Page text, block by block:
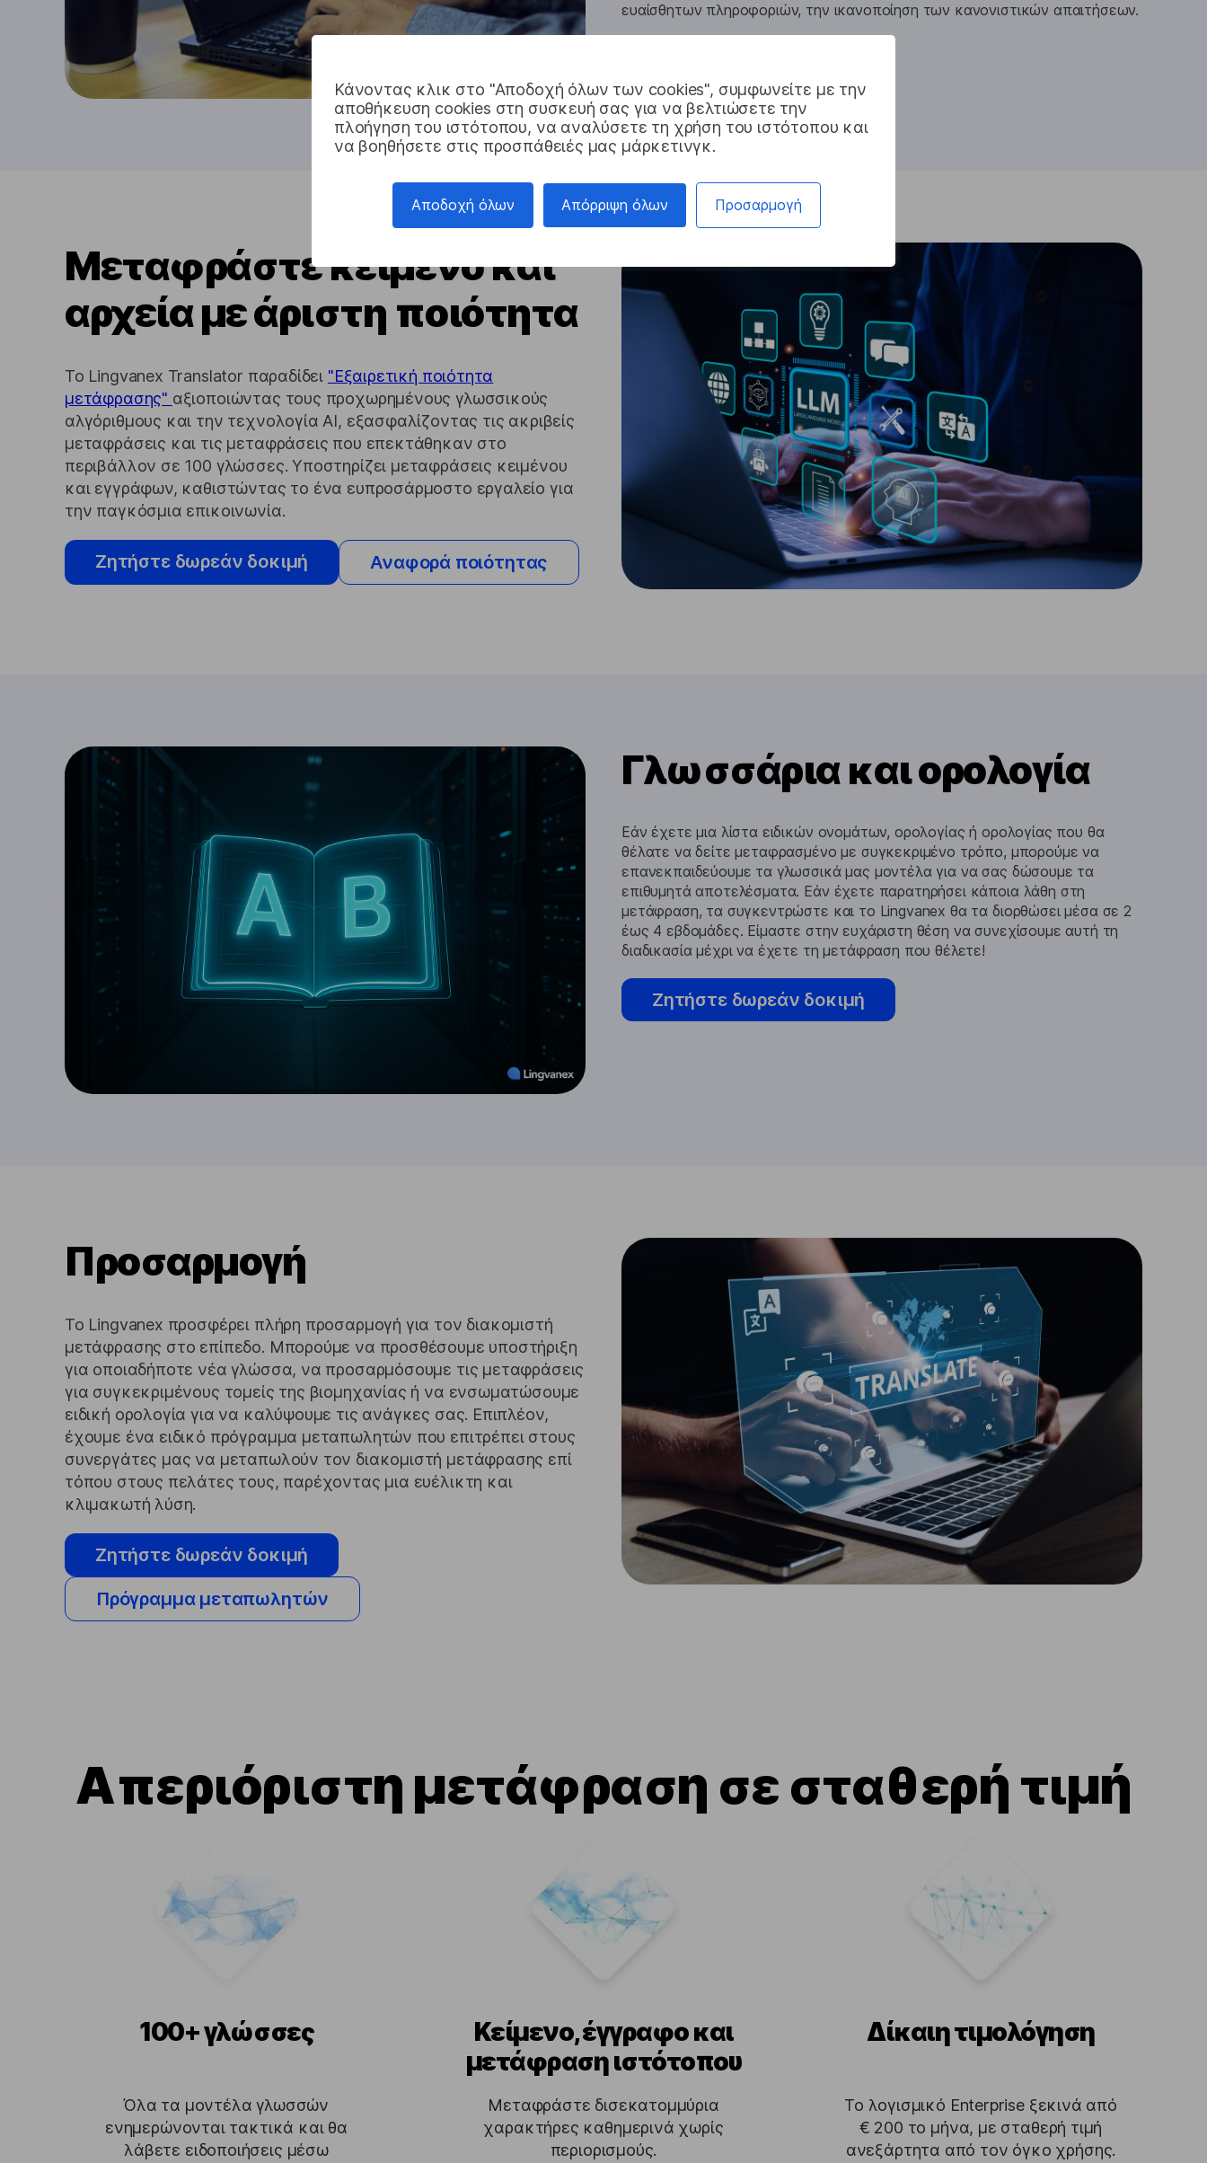
Κάνοντας κλικ στο "Αποδοχή όλων των cookies", συμφωνείτε με την
αποθήκευση cookies στη συσκευή σας για να βελτιώσετε την
πλοήγηση του ιστότοπου, να αναλύσετε τη χρήση του ιστότοπου και
να βοηθήσετε στις προσπάθειές μας μάρκετινγκ.
Αποδοχή όλων Απόρριψη όλων Προσαρμογή
ευαίσθητων πληροφοριών, την ικανοποίηση των κανονιστικών απαιτήσεων.
Μεταφράστε κείμενο και
αρχεία με άριστη ποιότητα
Το Lingvanex Translator παραδίδει "Εξαιρετική ποιότητα
μετάφρασης" αξιοποιώντας τους προχωρημένους γλωσσικούς
αλγόριθμους και την τεχνολογία AI, εξασφαλίζοντας τις ακριβείς
μεταφράσεις και τις μεταφράσεις που επεκτάθηκαν στο
περιβάλλον σε 100 γλώσσες. Υποστηρίζει μεταφράσεις κειμένου
και εγγράφων, καθιστώντας το ένα ευπροσάρμοστο εργαλείο για
την παγκόσμια επικοινωνία.
Ζητήστε δωρεάν δοκιμή Αναφορά ποιότητας
Γλωσσάρια και ορολογία
Εάν έχετε μια λίστα ειδικών ονομάτων, ορολογίας ή ορολογίας που θα
θέλατε να δείτε μεταφρασμένο με συγκεκριμένο τρόπο, μπορούμε να
επανεκπαιδεύουμε τα γλωσσικά μας μοντέλα για να σας δώσουμε τα
επιθυμητά αποτελέσματα. Εάν έχετε παρατηρήσει κάποια λάθη στη
μετάφραση, τα συγκεντρώστε και το Lingvanex θα τα διορθώσει μέσα σε 2
έως 4 εβδομάδες. Είμαστε στην ευχάριστη θέση να συνεχίσουμε αυτή τη
διαδικασία μέχρι να έχετε τη μετάφραση που θέλετε!
Ζητήστε δωρεάν δοκιμή
Προσαρμογή
Το Lingvanex προσφέρει πλήρη προσαρμογή για τον διακομιστή
μετάφρασης στο επίπεδο. Μπορούμε να προσθέσουμε υποστήριξη
για οποιαδήποτε νέα γλώσσα, να προσαρμόσουμε τις μεταφράσεις
για συγκεκριμένους τομείς της βιομηχανίας ή να ενσωματώσουμε
ειδική ορολογία για να καλύψουμε τις ανάγκες σας. Επιπλέον,
έχουμε ένα ειδικό πρόγραμμα μεταπωλητών που επιτρέπει στους
συνεργάτες μας να μεταπωλούν τον διακομιστή μετάφρασης επί
τόπου στους πελάτες τους, παρέχοντας μια ευέλικτη και
κλιμακωτή λύση.
Ζητήστε δωρεάν δοκιμή
Πρόγραμμα μεταπωλητών
Απεριόριστη μετάφραση σε σταθερή τιμή
100+ γλώσσες
Όλα τα μοντέλα γλωσσών
ενημερώνονται τακτικά και θα
λάβετε ειδοποιήσεις μέσω
Κείμενο, έγγραφο και
μετάφραση ιστότοπου
Μεταφράστε δισεκατομμύρια
χαρακτήρες καθημερινά χωρίς
περιορισμούς.
Δίκαιη τιμολόγηση
Το λογισμικό Enterprise ξεκινά από
€ 200 το μήνα, με σταθερή τιμή
ανεξάρτητα από τον όγκο χρήσης.